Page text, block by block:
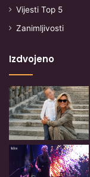
Vijesti Top 5
Zanimljivosti
Izdvojeno